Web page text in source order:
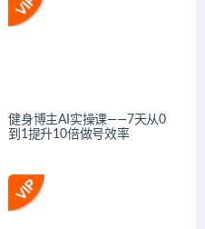
健身博主AI实操课——7天从0
到1提升10倍做号效率